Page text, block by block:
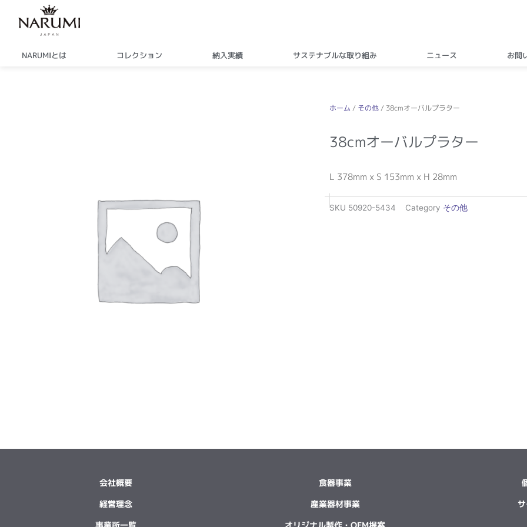
NARUMIとは コレクション 納入実績 サステナブルな取り組み ニュース お問
ホーム / その他 / 38cmオーバルプラター
38cmオーバルプラター
L 378mm x S 153mm x H 28mm
SKU 50920-5434 Category その他
会社概要
経営理念
事業所一覧
食器事業
産業器材事業
オリジナル製作・OEM提案